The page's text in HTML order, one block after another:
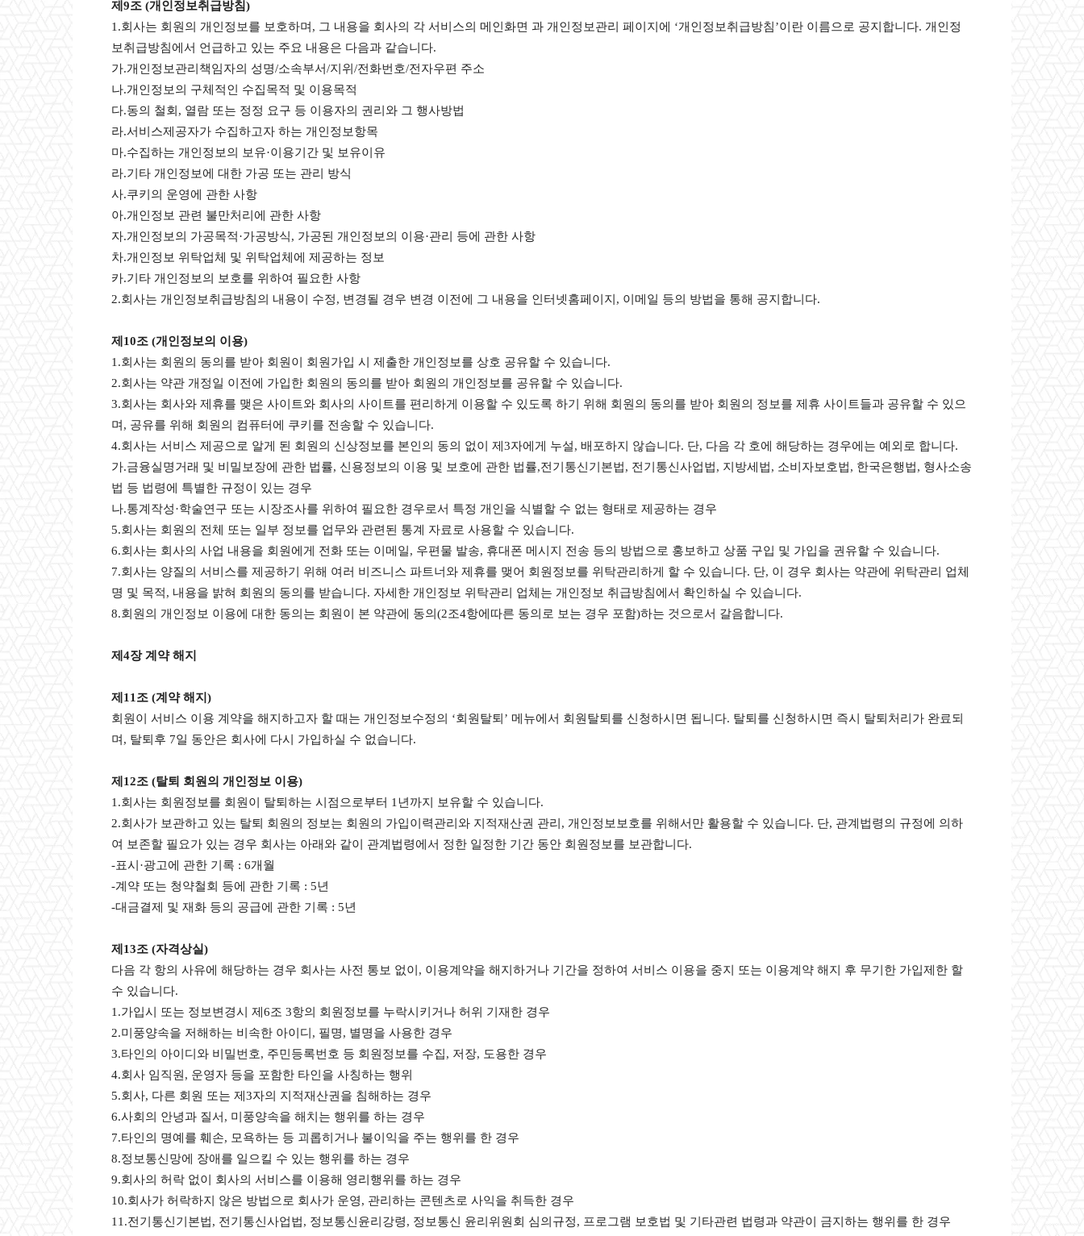
제9조 (개인정보취급방침)
1.회사는 회원의 개인정보를 보호하며, 그 내용을 회사의 각 서비스의 메인화면 과 개인정보관리 페이지에 ‘개인정보취급방침’이란 이름으로 공지합니다. 개인정
보취급방침에서 언급하고 있는 주요 내용은 다음과 같습니다.
가.개인정보관리책임자의 성명/소속부서/지위/전화번호/전자우편 주소
나.개인정보의 구체적인 수집목적 및 이용목적
다.동의 철회, 열람 또는 정정 요구 등 이용자의 권리와 그 행사방법
라.서비스제공자가 수집하고자 하는 개인정보항목
마.수집하는 개인정보의 보유·이용기간 및 보유이유
라.기타 개인정보에 대한 가공 또는 관리 방식
사.쿠키의 운영에 관한 사항
아.개인정보 관련 불만처리에 관한 사항
자.개인정보의 가공목적·가공방식, 가공된 개인정보의 이용·관리 등에 관한 사항
차.개인정보 위탁업체 및 위탁업체에 제공하는 정보
카.기타 개인정보의 보호를 위하여 필요한 사항
2.회사는 개인정보취급방침의 내용이 수정, 변경될 경우 변경 이전에 그 내용을 인터넷홈페이지, 이메일 등의 방법을 통해 공지합니다.
제10조 (개인정보의 이용)
1.회사는 회원의 동의를 받아 회원이 회원가입 시 제출한 개인정보를 상호 공유할 수 있습니다.
2.회사는 약관 개정일 이전에 가입한 회원의 동의를 받아 회원의 개인정보를 공유할 수 있습니다.
3.회사는 회사와 제휴를 맺은 사이트와 회사의 사이트를 편리하게 이용할 수 있도록 하기 위해 회원의 동의를 받아 회원의 정보를 제휴 사이트들과 공유할 수 있으
며, 공유를 위해 회원의 컴퓨터에 쿠키를 전송할 수 있습니다.
4.회사는 서비스 제공으로 알게 된 회원의 신상정보를 본인의 동의 없이 제3자에게 누설, 배포하지 않습니다. 단, 다음 각 호에 해당하는 경우에는 예외로 합니다.
가.금융실명거래 및 비밀보장에 관한 법률, 신용정보의 이용 및 보호에 관한 법률,전기통신기본법, 전기통신사업법, 지방세법, 소비자보호법, 한국은행법, 형사소송
법 등 법령에 특별한 규정이 있는 경우
나.통계작성·학술연구 또는 시장조사를 위하여 필요한 경우로서 특정 개인을 식별할 수 없는 형태로 제공하는 경우
5.회사는 회원의 전체 또는 일부 정보를 업무와 관련된 통계 자료로 사용할 수 있습니다.
6.회사는 회사의 사업 내용을 회원에게 전화 또는 이메일, 우편물 발송, 휴대폰 메시지 전송 등의 방법으로 홍보하고 상품 구입 및 가입을 권유할 수 있습니다.
7.회사는 양질의 서비스를 제공하기 위해 여러 비즈니스 파트너와 제휴를 맺어 회원정보를 위탁관리하게 할 수 있습니다. 단, 이 경우 회사는 약관에 위탁관리 업체
명 및 목적, 내용을 밝혀 회원의 동의를 받습니다. 자세한 개인정보 위탁관리 업체는 개인정보 취급방침에서 확인하실 수 있습니다.
8.회원의 개인정보 이용에 대한 동의는 회원이 본 약관에 동의(2조4항에따른 동의로 보는 경우 포함)하는 것으로서 갈음합니다.
제4장 계약 해지
제11조 (계약 해지)
회원이 서비스 이용 계약을 해지하고자 할 때는 개인정보수정의 ‘회원탈퇴’ 메뉴에서 회원탈퇴를 신청하시면 됩니다. 탈퇴를 신청하시면 즉시 탈퇴처리가 완료되
며, 탈퇴후 7일 동안은 회사에 다시 가입하실 수 없습니다.
제12조 (탈퇴 회원의 개인정보 이용)
1.회사는 회원정보를 회원이 탈퇴하는 시점으로부터 1년까지 보유할 수 있습니다.
2.회사가 보관하고 있는 탈퇴 회원의 정보는 회원의 가입이력관리와 지적재산권 관리, 개인정보보호를 위해서만 활용할 수 있습니다. 단, 관계법령의 규정에 의하
여 보존할 필요가 있는 경우 회사는 아래와 같이 관계법령에서 정한 일정한 기간 동안 회원정보를 보관합니다.
-표시·광고에 관한 기록 : 6개월
-계약 또는 청약철회 등에 관한 기록 : 5년
-대금결제 및 재화 등의 공급에 관한 기록 : 5년
제13조 (자격상실)
다음 각 항의 사유에 해당하는 경우 회사는 사전 통보 없이, 이용계약을 해지하거나 기간을 정하여 서비스 이용을 중지 또는 이용계약 해지 후 무기한 가입제한 할
수 있습니다.
1.가입시 또는 정보변경시 제6조 3항의 회원정보를 누락시키거나 허위 기재한 경우
2.미풍양속을 저해하는 비속한 아이디, 필명, 별명을 사용한 경우
3.타인의 아이디와 비밀번호, 주민등록번호 등 회원정보를 수집, 저장, 도용한 경우
4.회사 임직원, 운영자 등을 포함한 타인을 사칭하는 행위
5.회사, 다른 회원 또는 제3자의 지적재산권을 침해하는 경우
6.사회의 안녕과 질서, 미풍양속을 해치는 행위를 하는 경우
7.타인의 명예를 훼손, 모욕하는 등 괴롭히거나 불이익을 주는 행위를 한 경우
8.정보통신망에 장애를 일으킬 수 있는 행위를 하는 경우
9.회사의 허락 없이 회사의 서비스를 이용해 영리행위를 하는 경우
10.회사가 허락하지 않은 방법으로 회사가 운영, 관리하는 콘텐츠로 사익을 취득한 경우
11.전기통신기본법, 전기통신사업법, 정보통신윤리강령, 정보통신 윤리위원회 심의규정, 프로그램 보호법 및 기타관련 법령과 약관이 금지하는 행위를 한 경우